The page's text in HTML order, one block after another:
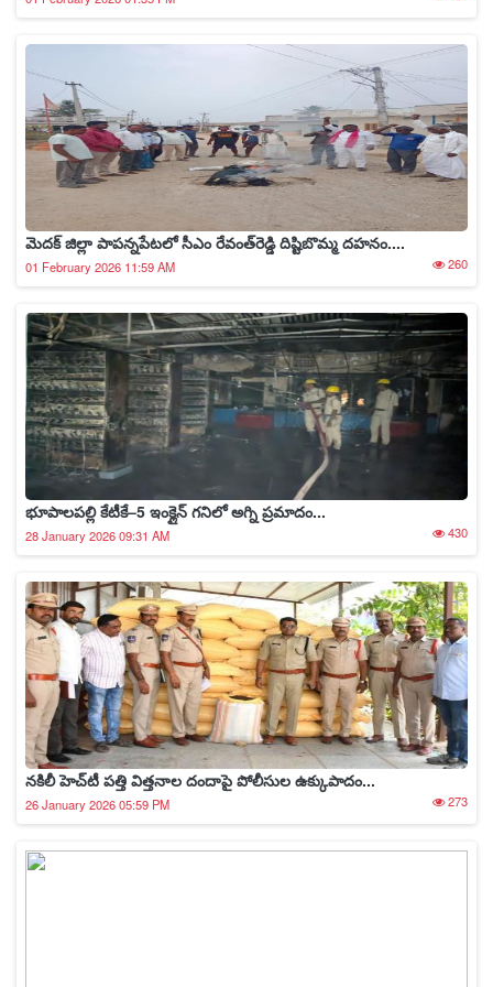
మెదక్ జిల్లా పాపన్నపేటలో సీఎం రేవంత్‌రెడ్డి దిష్టిబొమ్మ దహనం....
01 February 2026 11:59 AM 260
భూపాలపల్లి కేటీకే–5 ఇంక్లైన్ గనిలో అగ్ని ప్రమాదం...
28 January 2026 09:31 AM 430
నకిలీ హెచ్‌టీ పత్తి విత్తనాల దందాపై పోలీసుల ఉక్కుపాదం...
26 January 2026 05:59 PM 273